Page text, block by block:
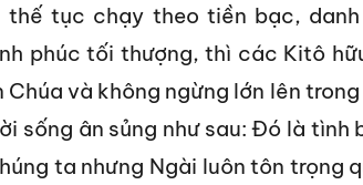
thế tục chạy theo tiền bạc,
phúc tối thượng, thì các Kitô
Chúa và không ngừng lớn lên
sống ân sủng như sau: Đó là tình
ta nhưng Ngài luôn tôn trọng